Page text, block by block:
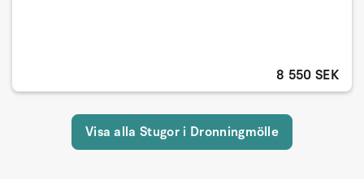
8 550 SEK
Visa alla Stugor i Dronningmölle